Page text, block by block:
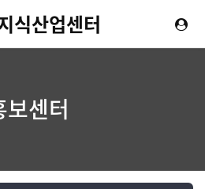
식산업센터
보센터